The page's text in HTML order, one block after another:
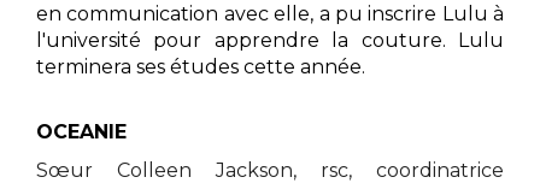
en communication avec elle, a pu inscrire Lulu à
l'université pour apprendre la couture. Lulu
terminera ses études cette année.
OCEANIE
Sœur Colleen Jackson, rsc, coordinatrice